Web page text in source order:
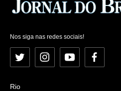
Nos siga nas redes sociais!
Twitter InstagramYouTubeFacebook
Rio